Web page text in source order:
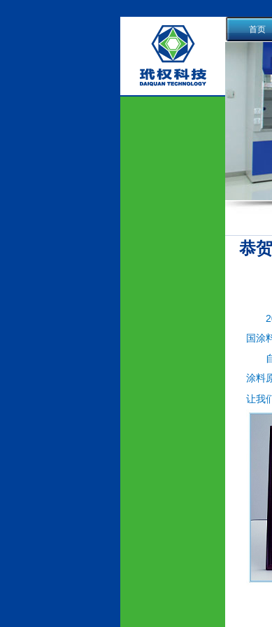
首页
恭
国涂
涂料
让我